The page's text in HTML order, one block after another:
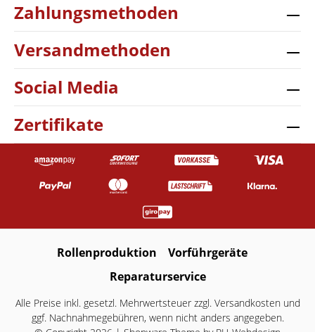
Zahlungsmethoden
Versandmethoden
Social Media
Zertifikate
Rollenproduktion
Vorführgeräte
Reparaturservice
Alle Preise inkl. gesetzl. Mehrwertsteuer zzgl. Versandkostenund
ggf. Nachnahmegebühren, wenn nicht anders angegeben.